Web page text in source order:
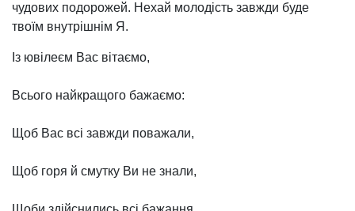
чудових подорожей. Нехай молодість завжди буде
твоїм внутрішнім Я.
Із ювілеєм Вас вітаємо,
Всього найкращого бажаємо:
Щоб Вас всі завжди поважали,
Щоб горя й смутку Ви не знали,